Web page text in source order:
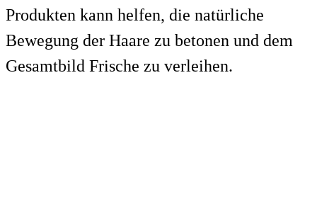
Produkten kann helfen, die natürliche
Bewegung der Haare zu betonen und dem
Gesamtbild Frische zu verleihen.